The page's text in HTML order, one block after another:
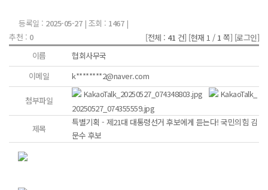
등록일 : 2025-05-27| 조회 : 1467|
추천 : 0 [전체 : 41 건] [현재 1 / 1 쪽] [로그인]
이름
협회사무국
이메일
k********2@naver.com
첨부파일
KakaoTalk_20250527_074348803.jpg
KakaoTalk_
20250527_074355559.jpg
제목
특별기획 - 제21대 대통령선거 후보에게 듣는다! 국민의힘 김
문수 후보